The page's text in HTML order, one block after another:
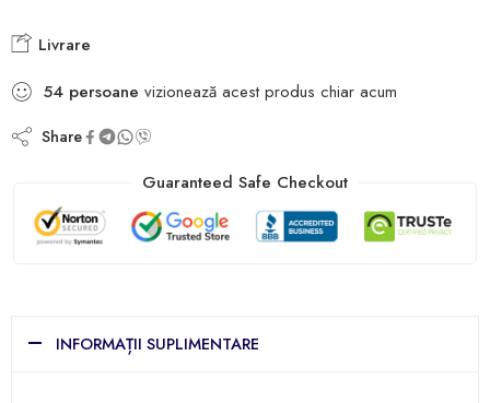
Livrare
54 persoane vizionează acest produs chiar acum
Share
Guaranteed Safe Checkout
INFORMAȚII SUPLIMENTARE